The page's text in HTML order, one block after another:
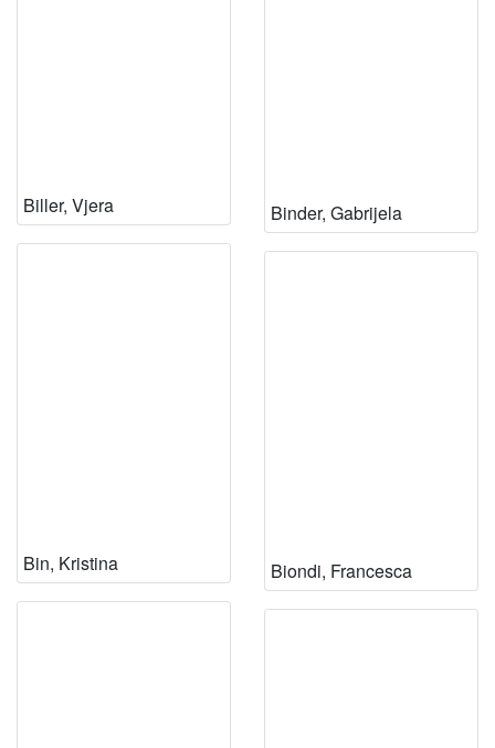
Biller, Vjera Binder, Gabrijela
Bin, Kristina Biondi, Francesca